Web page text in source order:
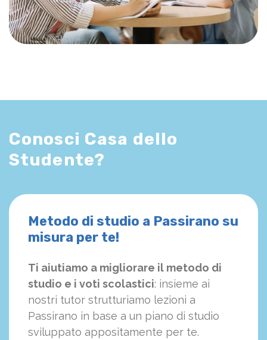
Conosci Casa dello
Studente?
Metodo di studio a Passirano su
misura per te!
Ti aiutiamo a migliorare il metodo di
studio e i voti scolastici: insieme ai
nostri tutor strutturiamo lezioni a
Passirano in base a un piano di studio
sviluppato appositamente per te.